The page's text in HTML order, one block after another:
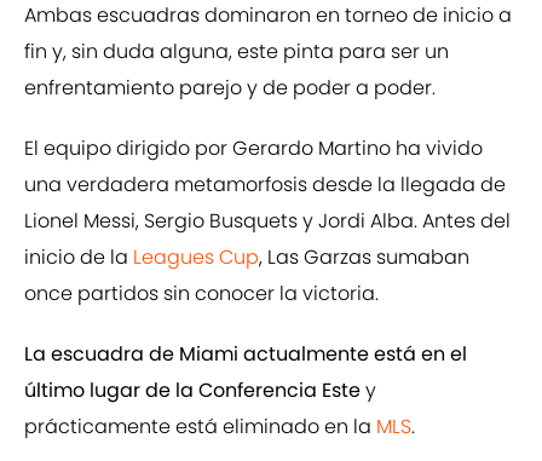
Ambas escuadras dominaron en torneo de inicio a
fin y, sin duda alguna, este pinta para ser un
enfrentamiento parejo y de poder a poder.
El equipo dirigido por Gerardo Martino ha vivido
una verdadera metamorfosis desde la llegada de
Lionel Messi, Sergio Busquets y Jordi Alba. Antes del
inicio de la Leagues Cup, Las Garzas sumaban
once partidos sin conocer la victoria.
La escuadra de Miami actualmente está en el
último lugar de la Conferencia Estey
prácticamente está eliminado en la MLS.